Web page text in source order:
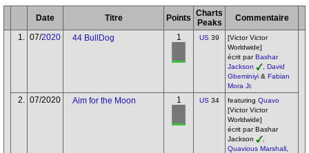
Date Titre Points Charts
Peaks
Commentaire
1.
07/2020 44 BullDog 1 US 39
[Victor Victor
Worldwide]
écrit parBashar
Jackson
David
Gbeminiyi & Fabian
Mora Jr.
2. 07/2020 Aim for the Moon 1 US 34 featuring Quavo
[Victor Victor
Worldwide]
écrit par Bashar
Jackson
Quavious Marshall